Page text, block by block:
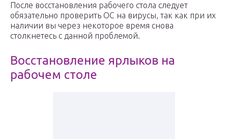
После восстановления рабочего стола следует
обязательно проверить ОС на вирусы, так как при их
наличии вы через некоторое время снова
столкнетесь с данной проблемой.
Восстановление ярлыков на
рабочем столе